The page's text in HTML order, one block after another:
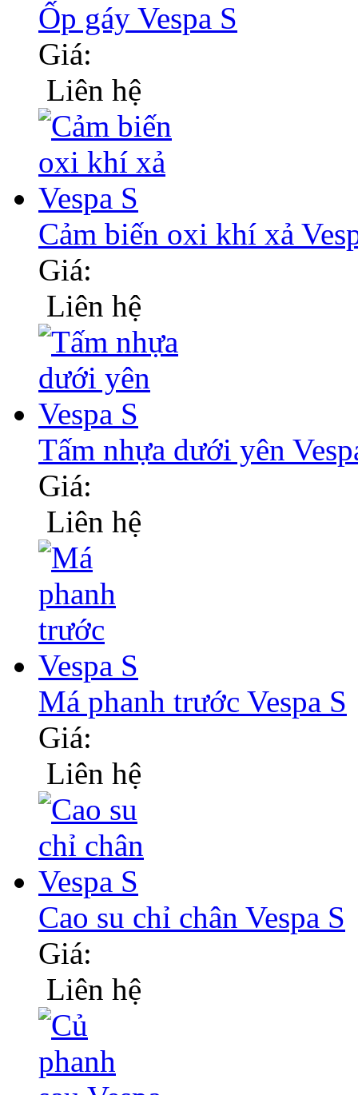
Ốp gáy Vespa S
Giá:
Liên hệ
Cảm biến oxi khí xả
Giá:
Liên hệ
Tấm nhựa dưới yên
Giá:
Liên hệ
Má phanh trước Vespa S
Giá:
Liên hệ
Cao su chỉ chân Vespa S
Giá:
Liên hệ